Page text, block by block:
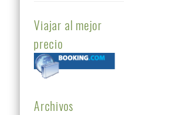
Viajar al mejor
precio
Archivos